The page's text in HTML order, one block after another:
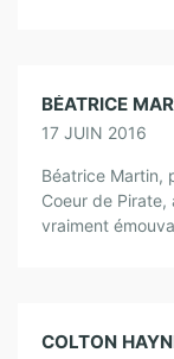
17 JUIN 2016
Béatrice Martin,
Coeur de
vraiment